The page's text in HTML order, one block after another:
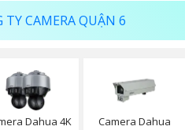
TY CAMERA QUẬN 6
Dahua 4K
Camera Dahua